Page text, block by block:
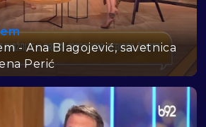
- Ana Blagojević, savetnica
Perić